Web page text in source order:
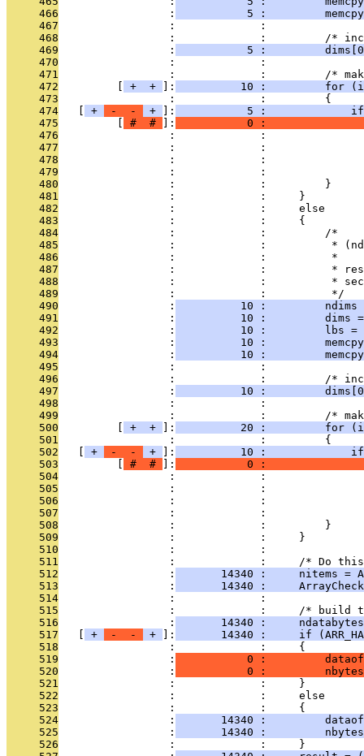
     466
                 :
5 :
     467
                 :             :
     468
:             :         /*
     469
                 :
5 :
     470
                 :             :
     471
:             :         /*
     472
+ + ]:
10 :         for
     473
                 :             :         {
     474
+ - - + ]:
5 :
     475
# # ]:
0 :
     476
:             :
     477
:             :
     478
:             :
     479
:             :
     480
                 :             :         }
     481
                 :             :     }
     482
                 :             :     else
     483
                 :             :     {
     484
                 :             :         /*
     485
:             :          *
     486
                 :             :          *
     487
:             :          *
     488
:             :          *
     489
                 :             :          */
     490
                 :
10 :         ndims
     491
                 :
10 :         dims
     492
                 :
10 :         lbs =
     493
                 :
10 :
     494
                 :
10 :
     495
                 :             :
     496
:             :         /*
     497
                 :
10 :
     498
                 :             :
     499
:             :         /*
     500
+ + ]:
20 :         for
     501
                 :             :         {
     502
+ - - + ]:
10 :
     503
# # ]:
0 :
     504
:             :
     505
:             :
     506
:             :
     507
:             :
     508
                 :             :         }
     509
                 :             :     }
     510
                 :             :
     511
:             :     /* Do
     512
                 :
14340 :     nitems =
     513
                 :
14340 :
     514
                 :             :
     515
:             :     /* build
     516
                 :
14340 :
     517
+ - - + ]:
14340 :     if
     518
                 :             :     {
     519
                 :
0 :
     520
                 :
0 :
     521
                 :             :     }
     522
                 :             :     else
     523
                 :             :     {
     524
                 :
14340 :
     525
                 :
14340 :
     526
                 :             :     }